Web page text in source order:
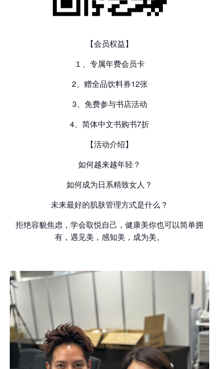
【会员权益】
１、专属年费会员卡
2、赠全品饮料券12张
3、免费参与书店活动
4、简体中文书购书7折
【活动介绍】
如何越来越年轻？
如何成为日系精致女人？
未来最好的肌肤管理方式是什么？
拒绝容貌焦虑，学会取悦自己，健康美你也可以简单拥
有，遇见美，感知美，成为美。